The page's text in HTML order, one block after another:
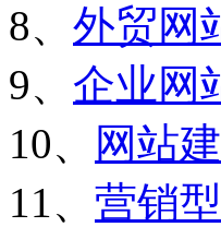
8、 外贸网
9、 企业网
10、
网站
11、 营销